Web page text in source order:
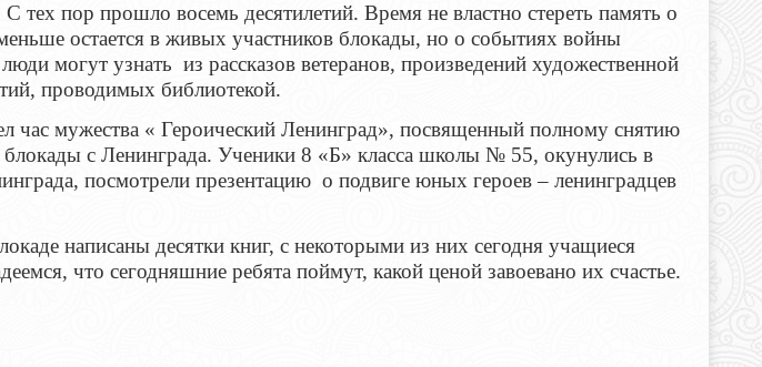
тех пор прошло восемь десятилетий. Время не властно стереть память о
остается в живых участников блокады, но о событиях войны
могут узнать из рассказов ветеранов, произведений художественной
проводимых библиотекой.
час мужества « Героический Ленинград», посвященный полному снятию
с Ленинграда. Ученики 8 «Б» класса школы № 55, окунулись в
посмотрели презентацию о подвиге юных героев – ленинградцев
написаны десятки книг, с некоторыми из них сегодня учащиеся
что сегодняшние ребята поймут, какой ценой завоевано их счастье.